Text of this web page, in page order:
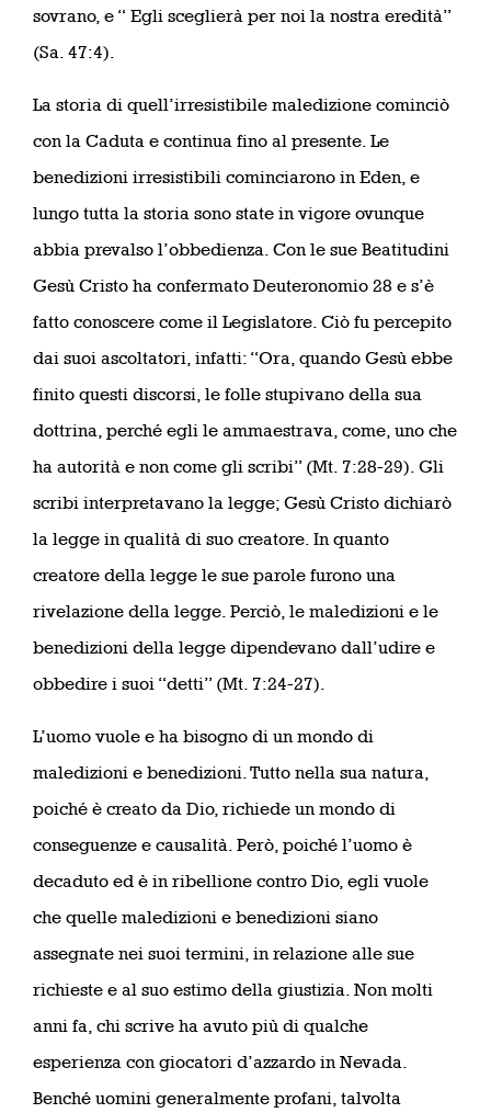
sovrano, e “ Egli sceglierà per noi la nostra eredità”
(Sa. 47:4).
La storia di quell’irresistibile maledizione cominciò
con la Caduta e continua fino al presente. Le
benedizioni irresistibili cominciarono in Eden, e
lungo tutta la storia sono state in vigore ovunque
abbia prevalso l’obbedienza. Con le sue Beatitudini
Gesù Cristo ha confermato Deuteronomio 28 e s’è
fatto conoscere come il Legislatore. Ciò fu percepito
dai suoi ascoltatori, infatti: “Ora, quando Gesù ebbe
finito questi discorsi, le folle stupivano della sua
dottrina, perché egli le ammaestrava, come, uno che
ha autorità e non come gli scribi” (Mt. 7:28-29). Gli
scribi interpretavano la legge; Gesù Cristo dichiarò
la legge in qualità di suo creatore. In quanto
creatore della legge le sue parole furono una
rivelazione della legge. Perciò, le maledizioni e le
benedizioni della legge dipendevano dall’udire e
obbedire i suoi “detti” (Mt. 7:24-27).
L’uomo vuole e ha bisogno di un mondo di
maledizioni e benedizioni. Tutto nella sua natura,
poiché è creato da Dio, richiede un mondo di
conseguenze e causalità. Però, poiché l’uomo è
decaduto ed è in ribellione contro Dio, egli vuole
che quelle maledizioni e benedizioni siano
assegnate nei suoi termini, in relazione alle sue
richieste e al suo estimo della giustizia. Non molti
anni fa, chi scrive ha avuto più di qualche
esperienza con giocatori d’azzardo in Nevada.
Benché uomini generalmente profani, talvolta